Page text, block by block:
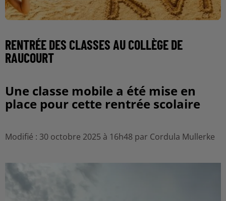
RENTRÉE DES CLASSES AU COLLÈGE DE
RAUCOURT
Une classe mobile a été mise en
place pour cette rentrée scolaire
Modifié : 30 octobre 2025 à 16h48 par Cordula Mullerke